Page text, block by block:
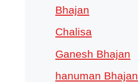
Bhajan
Chalisa
Ganesh Bhajan
hanuman Bhajan